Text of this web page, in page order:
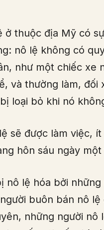
ở thuộc địa Mỹ có
nô lệ không có
như một chiếc xe
và thường làm, đối
loại bỏ khi nó
sẽ được làm việc,
hôn sáu ngày một
nô lệ hóa bởi
buôn bán nô
những người nô